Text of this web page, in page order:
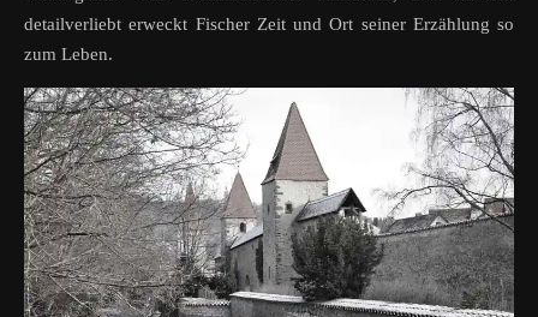
detailverliebt erweckt Fischer Zeit und Ort seiner Erzählung so
zum Leben.